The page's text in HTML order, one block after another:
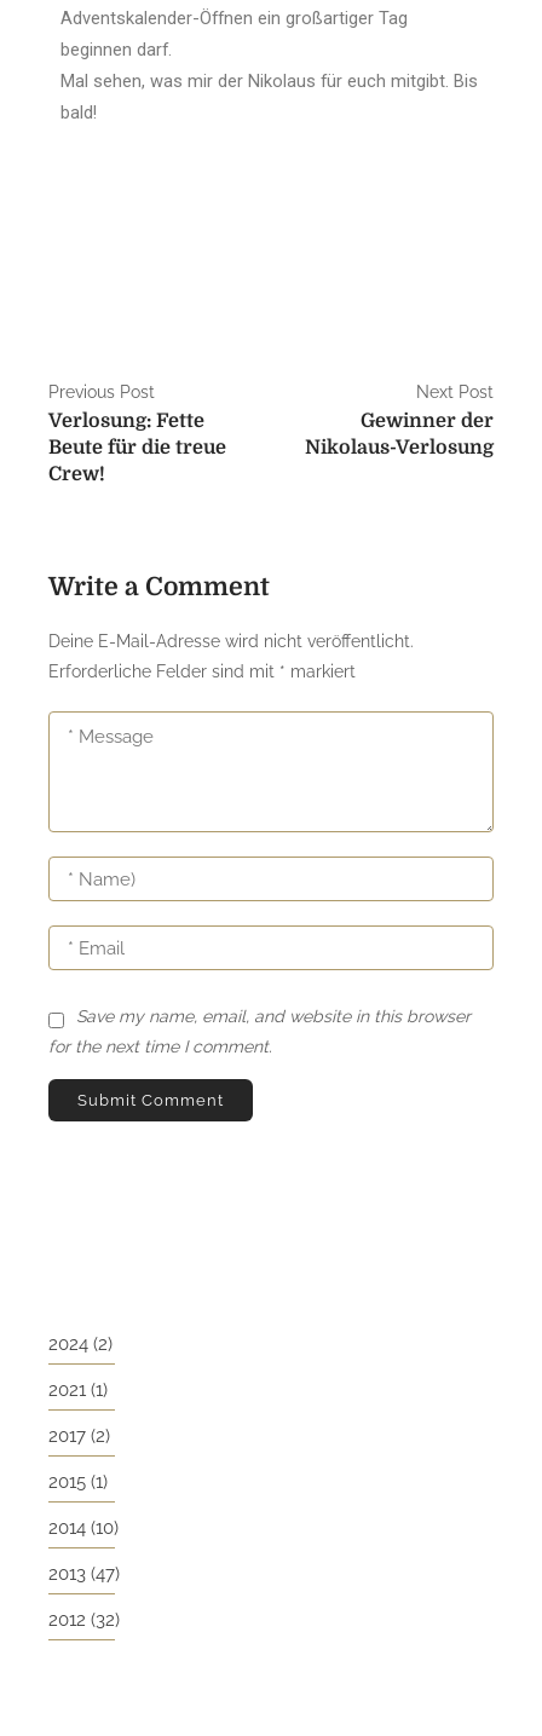
Adventskalender-Öffnen ein großartiger Tag
beginnen darf.
Mal sehen, was mir der Nikolaus für euch mitgibt. Bis
bald!
Previous Post
Verlosung: Fette
Beute für die treue
Crew!
Next Post
Gewinner der
Nikolaus-Verlosung
Write a Comment
Deine E-Mail-Adresse wird nicht veröffentlicht.
Erforderliche Felder sind mit * markiert
Save my name, email, and website in this browser
for the next time I comment.
2024 (2)
2021 (1)
2017 (2)
2015 (1)
2014 (10)
2013 (47)
2012 (32)